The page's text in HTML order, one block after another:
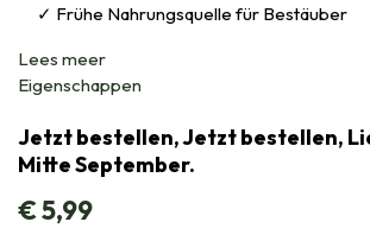
Frühe Nahrungsquelle für Bestäuber
Lees meer
Eigenschappen
Jetzt bestellen, Jetzt bestellen,
Mitte September.
€5,99